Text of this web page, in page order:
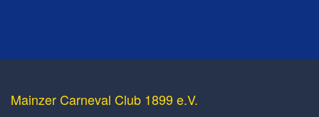
Mainzer Carneval Club 1899 e.V.